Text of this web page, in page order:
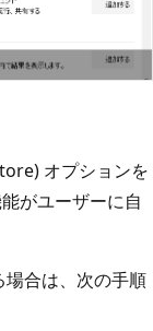
オプションを
がユーザーに自
場合は、次の手順